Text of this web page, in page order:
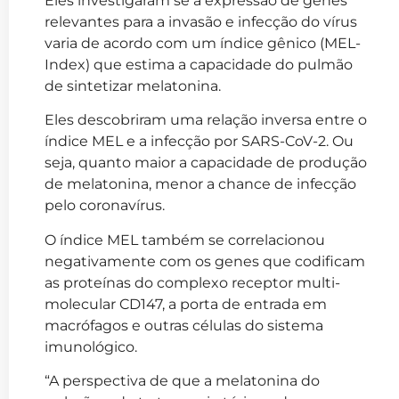
relevantes para a invasão e infecção do vírus
varia de acordo com um índice gênico (MEL-
Index) que estima a capacidade do pulmão
de sintetizar melatonina.
Eles descobriram uma relação inversa entre o
índice MEL e a infecção por SARS-CoV-2. Ou
seja, quanto maior a capacidade de produção
de melatonina, menor a chance de infecção
pelo coronavírus.
O índice MEL também se correlacionou
negativamente com os genes que codificam
as proteínas do complexo receptor multi-
molecular CD147, a porta de entrada em
macrófagos e outras células do sistema
imunológico.
“A perspectiva de que a melatonina do